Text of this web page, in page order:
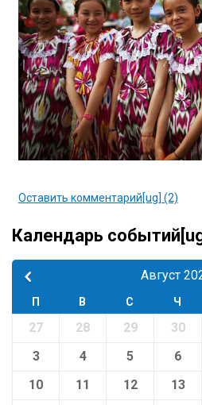
Оставить комментарий[ug] (2)
Календарь
Август
П В С Ч
27 28 29 30
3
4 5 6
10
11 12 13